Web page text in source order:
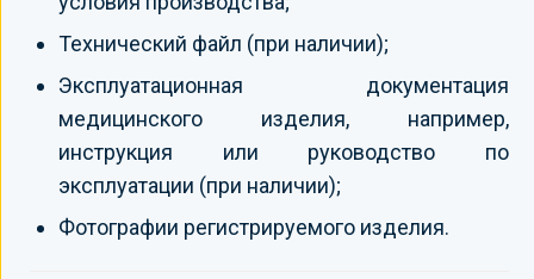
Технический файл (при наличии);
Эксплуатационная документация
медицинского изделия, например,
инструкция или руководство по
эксплуатации (при наличии);
Фотографии регистрируемого изделия.